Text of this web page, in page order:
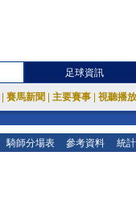
足球資訊
賽馬新聞 主要賽事 視聽播
騎師分場表 參考資料 統